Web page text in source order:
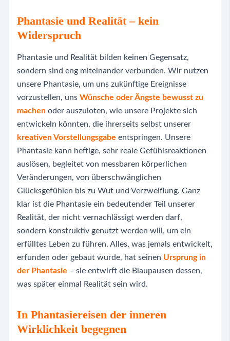
Phantasie und Realität – kein
Widerspruch
Phantasie und Realität bilden keinen Gegensatz,
sondern sind eng miteinander verbunden. Wir nutzen
unsere Phantasie, um uns zukünftige Ereignisse
vorzustellen, uns Wünsche oder Ängste bewusst zu
machenoder auszuloten, wie unsere Projekte sich
entwickeln könnten, die ihrerseits selbst unserer
kreativen Vorstellungsgabe entspringen. Unsere
Phantasie kann heftige, sehr reale Gefühlsreaktionen
auslösen, begleitet von messbaren körperlichen
Veränderungen, von überschwänglichen
Glücksgefühlen bis zu Wut und Verzweiflung. Ganz
klar ist die Phantasie ein bedeutender Teil unserer
Realität, der nicht vernachlässigt werden darf,
sondern konstruktiv genutzt werden will, um ein
erfülltes Leben zu führen. Alles, was jemals entwickelt,
erfunden oder gebaut wurde, hat seinen Ursprung in
der Phantasie – sie entwirft die Blaupausen dessen,
was später einmal Realität sein wird.
In Phantasiereisen der inneren
Wirklichkeit begegnen